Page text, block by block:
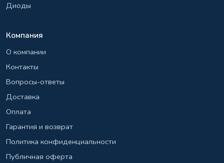
Диоды
Компания
О компании
Контакты
Вопросы-ответы
Доставка
Оплата
Гарантия и возврат
Политика конфиденциальности
Публичная оферта